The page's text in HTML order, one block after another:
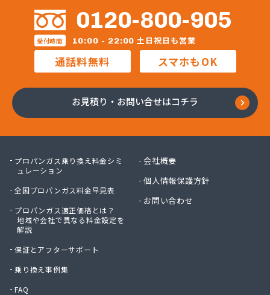
株式会社ホームガス東海 楽田ショップ
株式会社マルエイ名古屋支店
株式会社マルコー
株式会社マルハチ
株式会社マルマン
株式会社ヤマアキ
株式会社よしや商店
株式会社リピックス
株式会社リピックス 春日井センター
株式会社一プロ
株式会社稲藤商店
株式会社稲葉エネクス
株式会社宇佐美プロパン
株式会社下林
0120-800-905
受付時間 10:00 - 22:00 土日祝日も営業
通話料無料 スマホもOK
お見積り・お問い合せはコチラ
プロパンガス乗り換え料金シミ
ュレーション
全国プロパンガス料金早見表
プロパンガス適正価格とは？
地域や会社で異なる料金設定を
解説
保証とアフターサポート
乗り換え事例集
FAQ
会社概要
個人情報保護方針
お問い合わせ